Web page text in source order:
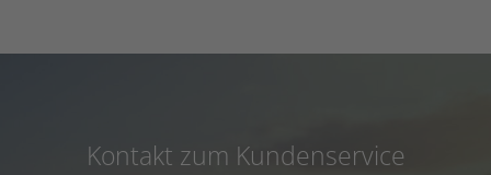
Kontakt zum Kundenservice